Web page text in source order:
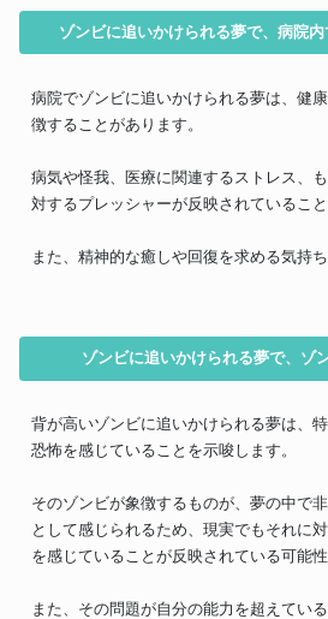
ゾンビに追いかけられる夢で、病院
病院でゾンビに追いかけられる夢は、健
徴することがあります。
病気や怪我、医療に関連するストレス、
対するプレッシャーが反映されていること
また、精神的な癒しや回復を求める気持
ゾンビに追いかけられる夢で、ゾ
背が高いゾンビに追いかけられる夢は、
恐怖を感じていることを示唆します。
そのゾンビが象徴するものが、夢の中で
として感じられるため、現実でもそれに
を感じていることが反映されている可能性
また、その問題が自分の能力を超えてい